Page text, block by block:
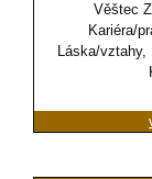
Věštec
Kariéra/
Láska/